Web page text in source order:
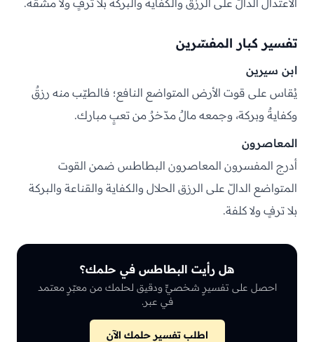
الاعتدال الدالّ على الرزق والكفاية والبركة بلا ترفٍ ولا مشقّة.
تفسير كبار المفسّرين
ابن سيرين
يُقاس على قوت الأرض المتواضع النافع؛ فالطيّب منه رزقٌ
وكفايةٌ وبركة، وجمعه مالٌ مدّخرٌ من تعبٍ مبارك.
المعاصرون
أدرج المفسرون المعاصرون البطاطس ضمن القوت
المتواضع الدالّ على الرزق الحلال والكفاية والقناعة والبركة
بلا ترفٍ ولا كلفة.
هل رأيت البطاطس في حلمك؟
احصل على تفسيرٍ شخصيٍّ ودقيق لحلمك من معبّرٍ معتمد
في عبر.
اطلب تفسير حلمك الآن